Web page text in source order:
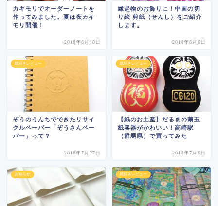
カキモリでオーダーノートを
作ってみました。夏は夜カキ
モリ開催！
2018年8月10日
縁起物のお飾りに！中国の切
り絵 剪紙（せんし）をご紹介
します。
2018年8月6日
紙好きレビュー
ぞうのうんちでできたリサイ
クルペーパー「ぞうさんペー
パー」って？
2018年7月27日
紙好きレビュー
【紙のお土産】だるまの繭玉
紙容器がかわいい！高崎駅
（群馬県）で買ってみた
2018年7月6日
お知らせ 紙好きレビュー